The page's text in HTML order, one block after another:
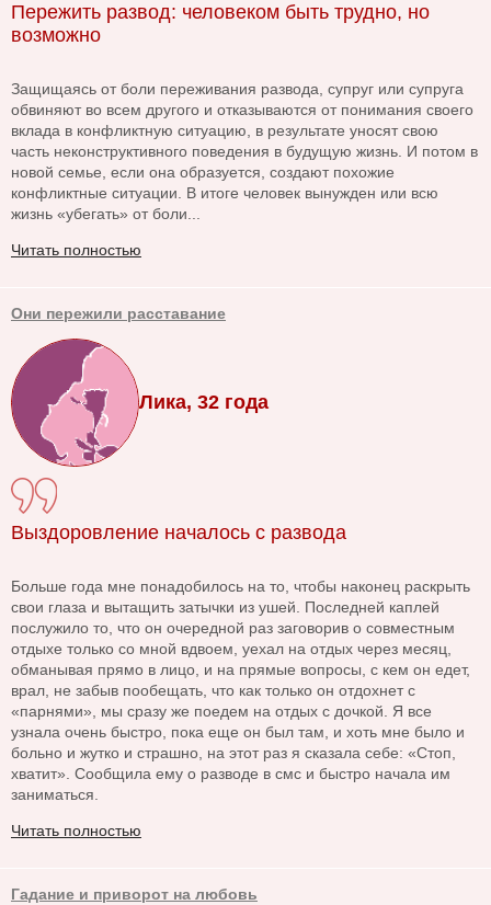
Пережить развод: человеком быть трудно, но
возможно
Защищаясь от боли переживания развода, супруг или супруга
обвиняют во всем другого и отказываются от понимания своего
вклада в конфликтную ситуацию, в результате уносят свою
часть неконструктивного поведения в будущую жизнь. И потом в
новой семье, если она образуется, создают похожие
конфликтные ситуации. В итоге человек вынужден или всю
жизнь «убегать» от боли...
Читать полностью
Они пережили расставание
Лика, 32 года
Выздоровление началось с развода
Больше года мне понадобилось на то, чтобы наконец раскрыть
свои глаза и вытащить затычки из ушей. Последней каплей
послужило то, что он очередной раз заговорив о совместным
отдыхе только со мной вдвоем, уехал на отдых через месяц,
обманывая прямо в лицо, и на прямые вопросы, с кем он едет,
врал, не забыв пообещать, что как только он отдохнет с
«парнями», мы сразу же поедем на отдых с дочкой. Я все
узнала очень быстро, пока еще он был там, и хоть мне было и
больно и жутко и страшно, на этот раз я сказала себе: «Стоп,
хватит». Сообщила ему о разводе в смс и быстро начала им
заниматься.
Читать полностью
Гадание и приворот на любовь